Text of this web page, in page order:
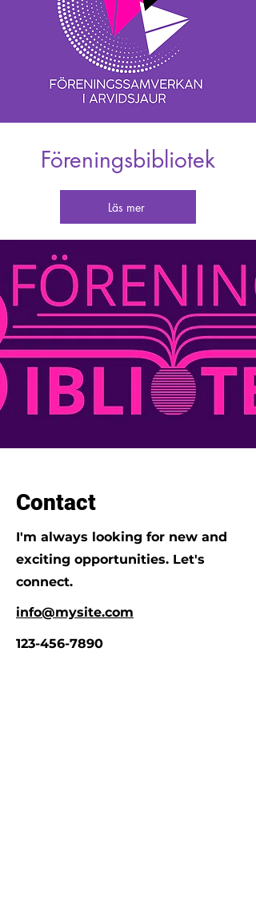
Föreningsbibliotek
Läs mer
Contact
I'm always looking for new and
exciting opportunities. Let's
connect.
info@mysite.com
123-456-7890